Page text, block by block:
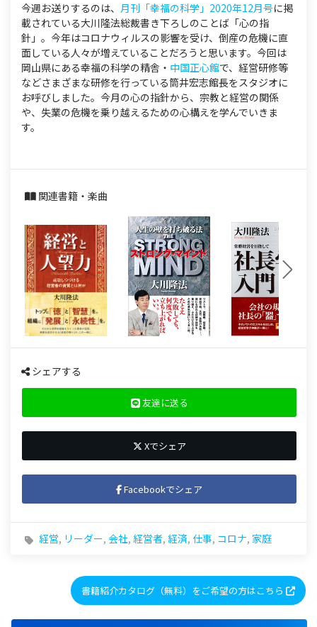
今週お送りするのは、 月刊「幸福の科学」2020年12月号に掲
載されている大川隆法総裁書き下ろしのことば「心の指
針」。今年はコロナウィルスの影響を受け、倒産の危機に直
面している人々が増えていることだろうと思います。今回は
岡山県にある幸福の科学の精舎・ 中国正心館で、経営研修等
などさまざまな研修を行っている筒井宏志館長をスタジオに
お呼びしました。今月の心の指針から、宗教と経営の関係
や、失業の危機を乗り越えるための心構えを学んでいきま
す。
関連書籍・楽曲
シェアする
友達に送る
Xでシェア
Facebookでシェア
経営, リーダー, 会社, 経営者, 経済, 仕事, コロナ, 家庭
書籍紹介カタログ（無料）をご希望の方はこちら